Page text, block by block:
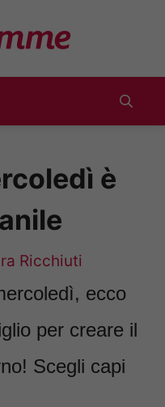
è
Ricchiuti
ecco
per creare il
Scegli capi